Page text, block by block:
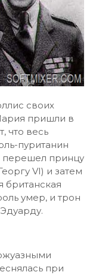
своих
пришли в
что весь
пуританин
перешел принцу
VI) и затем
британская
умер, и трон
при